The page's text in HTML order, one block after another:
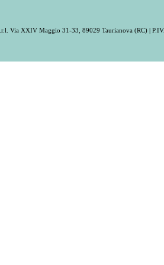
Via XXIV Maggio 31-33, 89029 Taurianova (RC) |